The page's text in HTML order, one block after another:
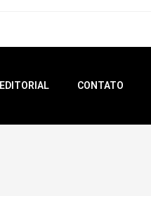
EDITORIAL CONTATO